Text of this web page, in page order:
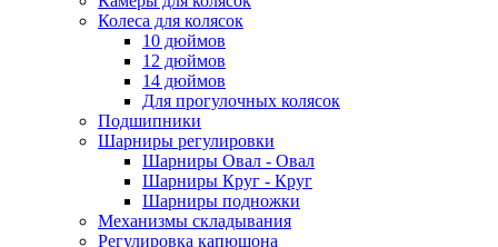
Колеса для колясок
10 дюймов
12 дюймов
14 дюймов
Для прогулочных колясок
Подшипники
Шарниры регулировки
Шарниры Овал - Овал
Шарниры Круг - Круг
Шарниры подножки
Механизмы складывания
Регулировка капюшона